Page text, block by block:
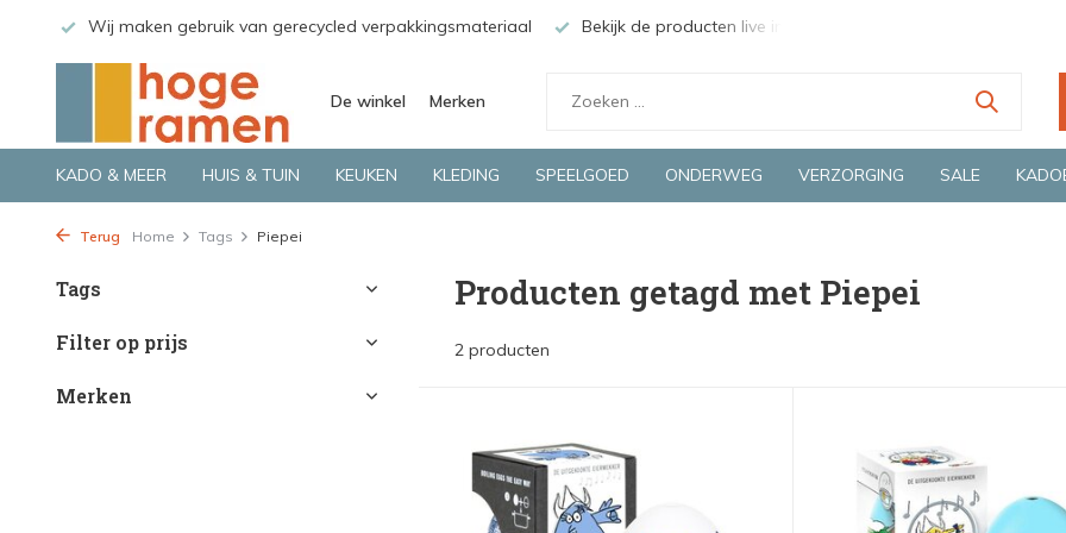
Wij maken gebruik van gerecycled verpakkingsmateriaal Bekijk de producten live in onze winkel in Deventer
De winkel Merken
KADO & MEER HUIS & TUIN KEUKEN KLEDING SPEELGOED ONDERWEG VERZORGING SALE
Terug Home Tags Piepei
Tags
Filter op prijs
Merken
Producten getagd met Piepei
2 producten